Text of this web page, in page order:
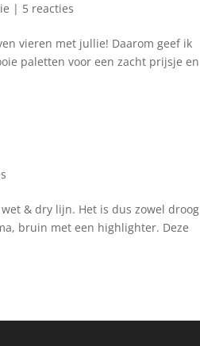
| 5 reacties
vieren met jullie! Daarom geef ik
paletten voor een zacht prijsje en
& dry lijn. Het is dus zowel droog
bruin met een highlighter. Deze